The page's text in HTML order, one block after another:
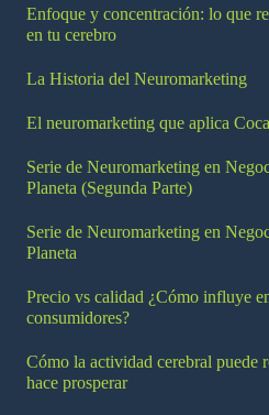
Enfoque y concentración: lo que
en tu cerebro
La Historia del Neuromarketing
El neuromarketing que aplica
Serie de Neuromarketing en
Planeta (Segunda Parte)
Serie de Neuromarketing en
Planeta
Precio vs calidad ¿Cómo influye
consumidores?
Cómo la actividad cerebral puede
hace prosperar